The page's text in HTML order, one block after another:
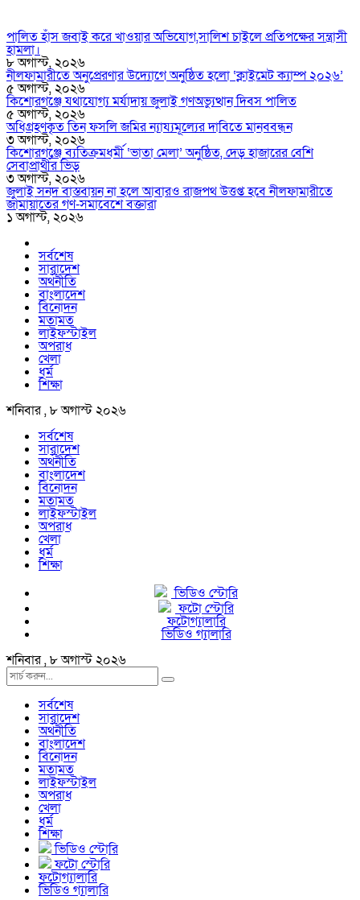
পালিত হাঁস জবাই করে খাওয়ার অভিযোগ,সালিশ চাইলে প্রতিপক্ষের সন্ত্রাসী
হামলা।
৮ অগাস্ট, ২০২৬
নীলফামারীতে অনুপ্রেরণার উদ্যোগে অনুষ্ঠিত হলো ‘ক্লাইমেট ক্যাম্প ২০২৬’
৫ অগাস্ট, ২০২৬
কিশোরগঞ্জে যথাযোগ্য মর্যাদায় জুলাই গণঅভ্যুত্থান দিবস পালিত
৫ অগাস্ট, ২০২৬
অধিগ্রহণকৃত তিন ফসলি জমির ন্যায্যমূল্যের দাবিতে মানববন্ধন
৩ অগাস্ট, ২০২৬
কিশোরগঞ্জে ব্যতিক্রমধর্মী ‘ভাতা মেলা’ অনুষ্ঠিত, দেড় হাজারের বেশি
সেবাপ্রার্থীর ভিড়
৩ অগাস্ট, ২০২৬
জুলাই সনদ বাস্তবায়ন না হলে আবারও রাজপথ উত্তপ্ত হবে নীলফামারীতে
জামায়াতের গণ-সমাবেশে বক্তারা
১ অগাস্ট, ২০২৬
সর্বশেষ
সারাদেশ
অর্থনীতি
বাংলাদেশ
বিনোদন
মতামত
লাইফস্টাইল
অপরাধ
খেলা
ধর্ম
শিক্ষা
শনিবার , ৮ অগাস্ট ২০২৬
সর্বশেষ
সারাদেশ
অর্থনীতি
বাংলাদেশ
বিনোদন
মতামত
লাইফস্টাইল
অপরাধ
খেলা
ধর্ম
শিক্ষা
ভিডিও স্টোরি
ফটো স্টোরি
ফটোগ্যালারি
ভিডিও গ্যালারি
শনিবার , ৮ অগাস্ট ২০২৬
সর্বশেষ
সারাদেশ
অর্থনীতি
বাংলাদেশ
বিনোদন
মতামত
লাইফস্টাইল
অপরাধ
খেলা
ধর্ম
শিক্ষা
ভিডিও স্টোরি
ফটো স্টোরি
ফটোগ্যালারি
ভিডিও গ্যালারি